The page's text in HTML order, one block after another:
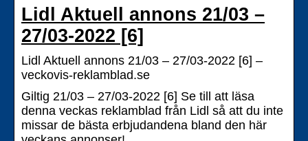
Lidl Aktuell annons 21/03 –
27/03-2022 [6]
Lidl Aktuell annons 21/03 – 27/03-2022 [6] –
veckovis-reklamblad.se
Giltig 21/03 – 27/03-2022 [6] Se till att läsa
denna veckas reklamblad från Lidl så att du inte
missar de bästa erbjudandena bland den här